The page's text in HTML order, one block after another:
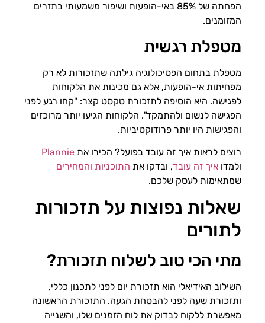
הפחתה של 85% באי-הופעות ושיפור משמעותי בתזרים
המזומנים.
מטפלת רגשית
מטפלת בתחום הפסיכולוגיה גילתה שתזכורות לא רק
מפחיתות אי-הופעות, אלא גם מכינות את הלקוחות
לפגישה. היא הוסיפה לתזכורת טקסט קצר: "קחו רגע לפני
הפגישה לנשום ולהתמקד". הלקוחות הגיעו יותר מרוכזים
והפגישות היו יותר פרודוקטיביות.
רוצים לראות איך זה עובד בפועל? הכירו את Plannie
ולמדו איך זה עובד, ובדקו את התוכניות והמחירים
שמתאימות לעסק שלכם.
שאלות נפוצות על תזכורות
לתורים
מתי הכי טוב לשלוח תזכורת?
השילוב האידיאלי הוא תזכורת יום לפני לתכנון כללי,
ותזכורת שעה לפני להבטחת הגעה. התזכורת הראשונה
מאפשרת ללקוח לבדוק את לוח הזמנים שלו, והשנייה